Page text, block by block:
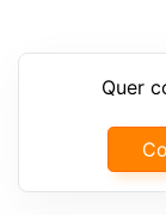
Quer